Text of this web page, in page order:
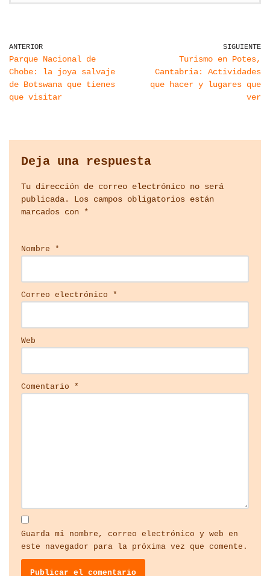
ANTERIOR
Parque Nacional de
Chobe: la joya salvaje
de Botswana que tienes
que visitar
SIGUIENTE
Turismo en Potes,
Cantabria: Actividades
que hacer y lugares que
ver
Deja una respuesta
Tu dirección de correo electrónico no será
publicada.
Los campos obligatorios están
marcados con *
Nombre *
Correo electrónico *
Web
Comentario *
Guarda mi nombre, correo electrónico y web en
este navegador para la próxima vez que comente.